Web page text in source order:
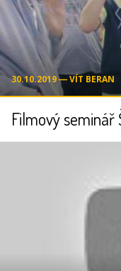
30.10.2019 ― VÍT BERAN